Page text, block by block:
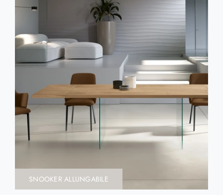
SNOOKER ALLUNGABILE